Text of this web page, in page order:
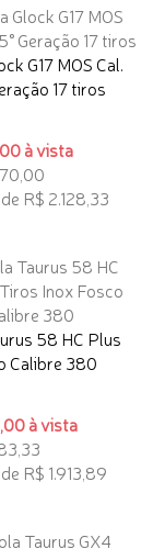
G17 MOS Cal.
17 tiros
à vista
R$ 2.128,33
58 HC Plus
Calibre 380
à vista
R$ 1.913,89